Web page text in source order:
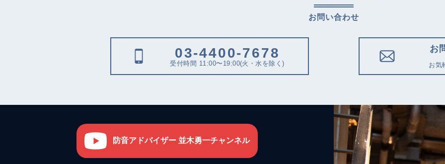
お問い合わせ
03-4400-7678
受付時間 11:00〜19:00(火・水を除く)
お
お気
防音アドバイザー 並木勇一チャンネル